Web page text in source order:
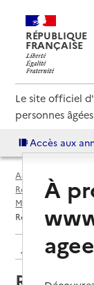
RÉPUBLIQUE
FRANÇAISE
Le site officiel
personnes
Accès aux
Accueil
Résidences
Métropole de Lyon
Résidence
Retour aux
À